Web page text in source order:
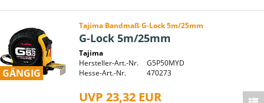
GÄNGIG
Tajima Bandmaß G-Lock 5m/25mm
G-Lock 5m/25mm
Tajima
Hersteller-Art.-Nr.
G5P50MYD
Hesse-Art.-Nr.
470273
UVP 23,32 EUR